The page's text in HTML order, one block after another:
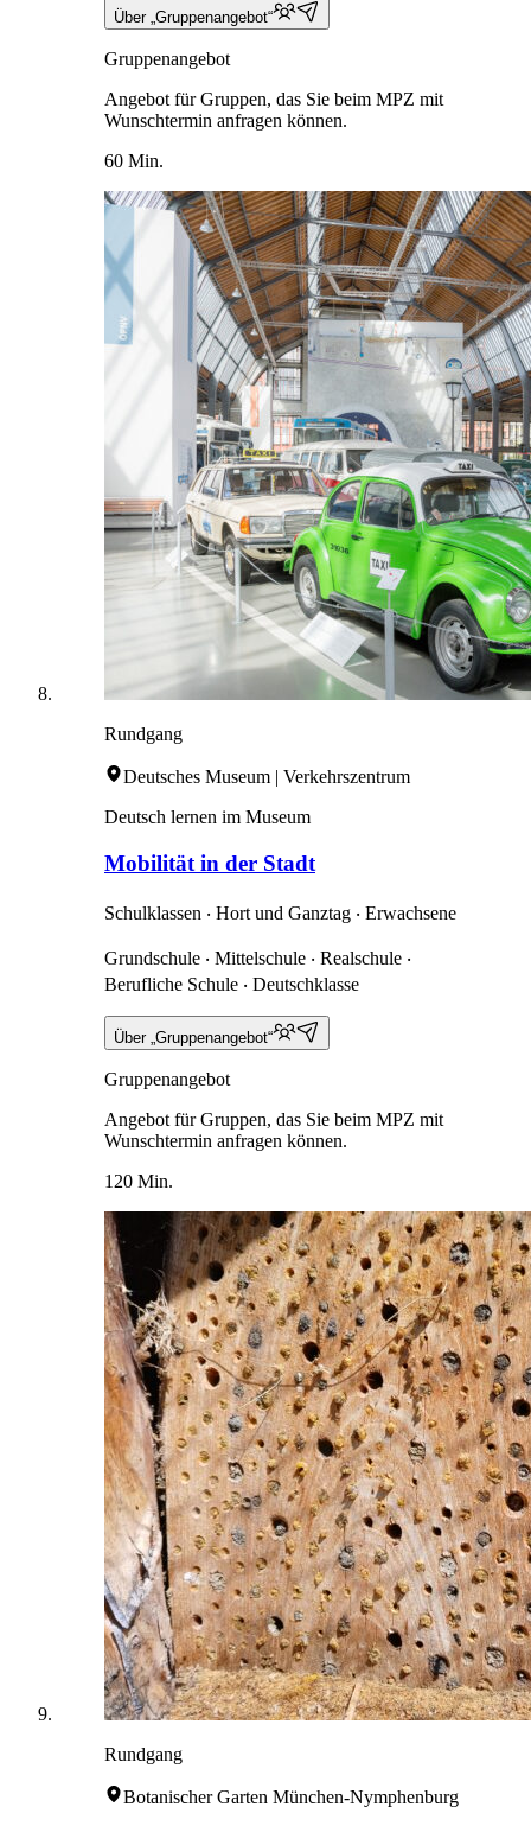
Über „Gruppenangebot“
Gruppenangebot
Angebot für Gruppen, das Sie beim MPZ mit
Wunschtermin anfragen können.
60 Min.
Rundgang
Deutsches Museum | Verkehrszentrum
Deutsch lernen im Museum
Mobilität in der Stadt
Schulklassen ‧ Hort und Ganztag ‧ Erwachsene
Grundschule ‧ Mittelschule ‧ Realschule ‧
Berufliche Schule ‧ Deutschklasse
Über „Gruppenangebot“
Gruppenangebot
Angebot für Gruppen, das Sie beim MPZ mit
Wunschtermin anfragen können.
120 Min.
Rundgang
Botanischer Garten München-Nymphenburg